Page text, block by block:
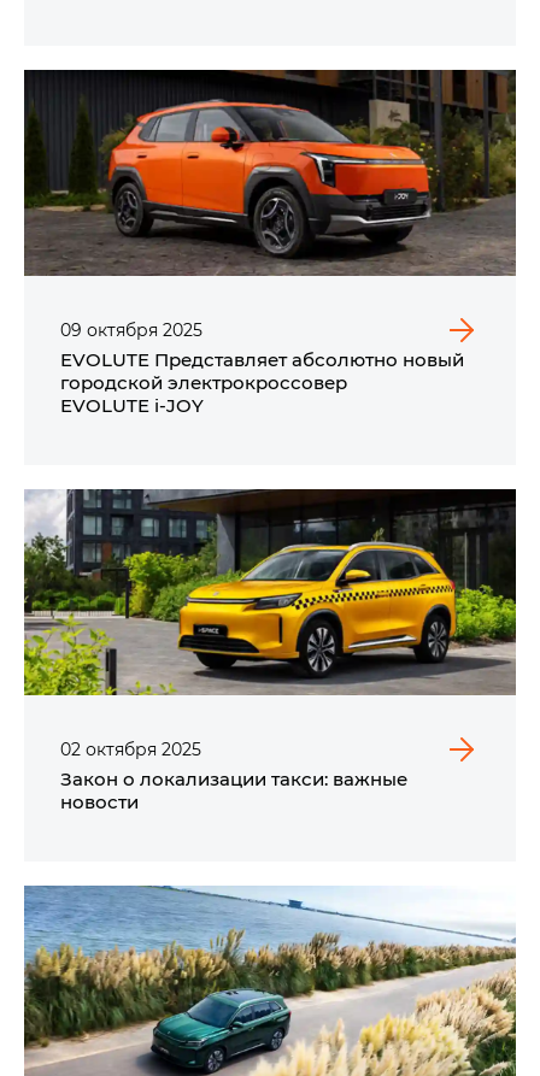
09 октября 2025
EVOLUTE Представляет абсолютно новый
городской электрокроссовер
EVOLUTE i‑JOY
02 октября 2025
Закон о локализации такси: важные
новости